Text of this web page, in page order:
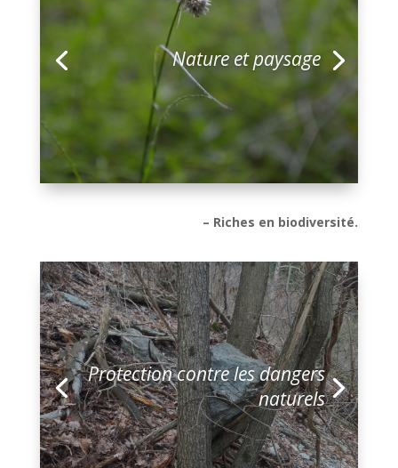
Nature et paysage
– Riches en biodiversité.
Protection contre les dangers
naturels